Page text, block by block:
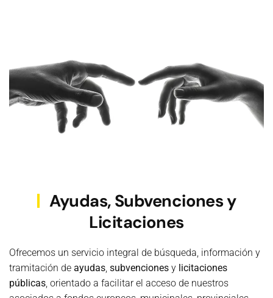
Ayudas, Subvenciones y
Licitaciones
Ofrecemos un servicio integral de búsqueda, información y
tramitación de ayudas, subvenciones y licitaciones
públicas, orientado a facilitar el acceso de nuestros